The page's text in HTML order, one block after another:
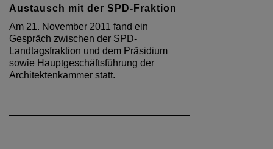
Austausch mit der SPD-Fraktion
Am 21. November 2011 fand ein
Gespräch zwischen der SPD-
Landtagsfraktion und dem Präsidium
sowie Hauptgeschäftsführung der
Architektenkammer statt.